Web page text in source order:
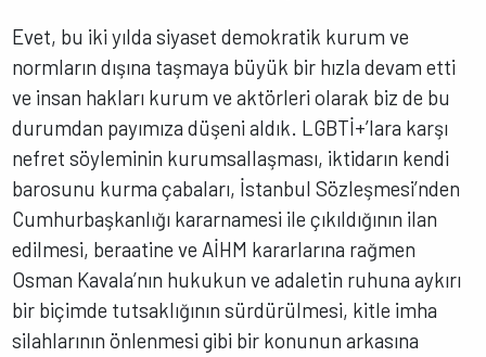
Evet, bu iki yılda siyaset demokratik kurum ve
normların dışına taşmaya büyük bir hızla devam etti
ve insan hakları kurum ve aktörleri olarak biz de bu
durumdan payımıza düşeni aldık. LGBTİ+’lara karşı
nefret söyleminin kurumsallaşması, iktidarın kendi
barosunu kurma çabaları, İstanbul Sözleşmesi’nden
Cumhurbaşkanlığı kararnamesi ile çıkıldığının ilan
edilmesi, beraatine ve AİHM kararlarına rağmen
Osman Kavala’nın hukukun ve adaletin ruhuna aykırı
bir biçimde tutsaklığının sürdürülmesi, kitle imha
silahlarının önlenmesi gibi bir konunun arkasına